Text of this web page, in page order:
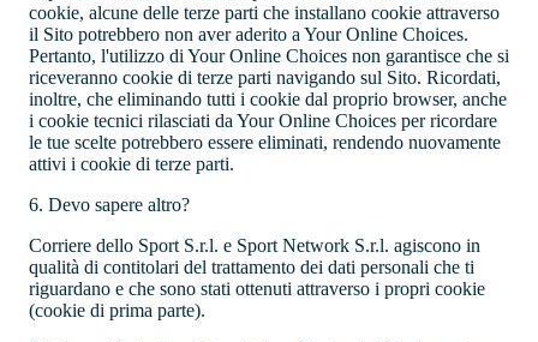
cookie, alcune delle terze parti che installano cookie attraverso
il Sito potrebbero non aver aderito a Your Online Choices.
Pertanto, l'utilizzo di Your Online Choices non garantisce che si
riceveranno cookie di terze parti navigando sul Sito. Ricordati,
inoltre, che eliminando tutti i cookie dal proprio browser, anche
i cookie tecnici rilasciati da Your Online Choices per ricordare
le tue scelte potrebbero essere eliminati, rendendo nuovamente
attivi i cookie di terze parti.
6. Devo sapere altro?
Corriere dello Sport S.r.l. e Sport Network S.r.l. agiscono in
qualità di contitolari del trattamento dei dati personali che ti
riguardano e che sono stati ottenuti attraverso i propri cookie
(cookie di prima parte).